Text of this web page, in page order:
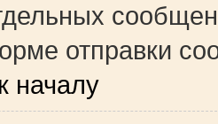
отправки
началу